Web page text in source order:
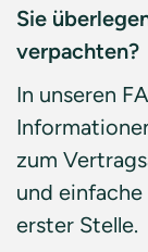
Sie
verpachten?
In unseren
zum
und einfache
erster Stelle.